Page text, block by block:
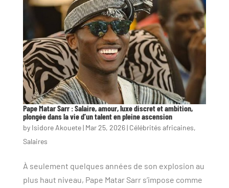
Pape Matar Sarr : Salaire, amour, luxe discret et ambition,
plongée dans la vie d’un talent en pleine ascension
by Isidore Akouete| Mar 25, 2026| Célébrités africaines,
Salaires
À seulement quelques années de son explosion au
plus haut niveau, Pape Matar Sarr s’impose comme